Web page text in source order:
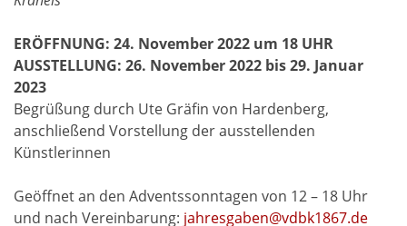
ERÖFFNUNG: 24. November 2022 um 18 UHR
AUSSTELLUNG: 26. November 2022 bis 29. Januar
2023
Begrüßung durch Ute Gräfin von Hardenberg,
anschließend Vorstellung der ausstellenden
Künstlerinnen
Geöffnet an den Adventssonntagen von 12 – 18 Uhr
und nach Vereinbarung: jahresgaben@vdbk1867.de